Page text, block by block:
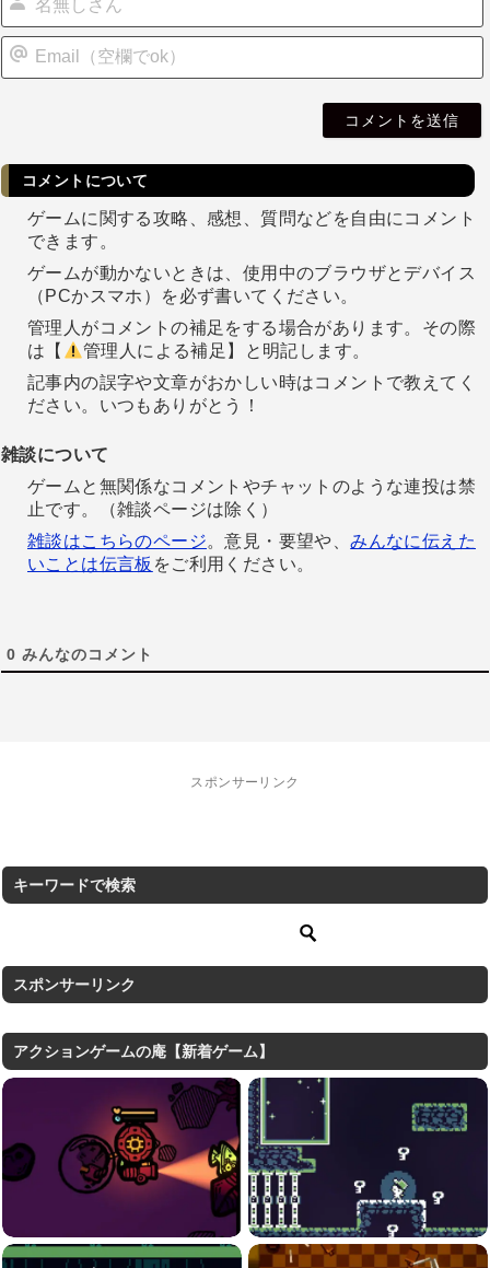
コメントについて
ゲームに関する攻略、感想、質問などを自由にコメント
できます。
ゲームが動かないときは、使用中のブラウザとデバイス
（PCかスマホ）を必ず書いてください。
管理人がコメントの補足をする場合があります。その際
は【
管理人による補足】と明記します。
記事内の誤字や文章がおかしい時はコメントで教えてく
ださい。いつもありがとう！
雑談について
ゲームと無関係なコメントやチャットのような連投は禁
止です。（雑談ページは除く）
雑談はこちらのページ。意見・要望や、みんなに伝えた
いことは伝言板 をご利用ください。
0 みんなのコメント
スポンサーリンク
キーワードで検索
スポンサーリンク
アクションゲームの庵【新着ゲーム】